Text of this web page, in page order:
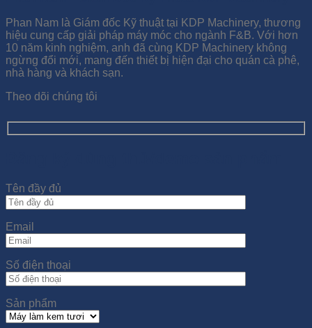
Phan Nam là Giám đốc Kỹ thuật tại KDP Machinery, thương
hiệu cung cấp giải pháp máy móc cho ngành F&B. Với hơn
10 năm kinh nghiệm, anh đã cùng KDP Machinery không
ngừng đổi mới, mang đến thiết bị hiện đại cho quán cà phê,
nhà hàng và khách sạn.
Theo dõi chúng tôi
Tên đầy đủ
Email
Số điện thoại
Sản phẩm